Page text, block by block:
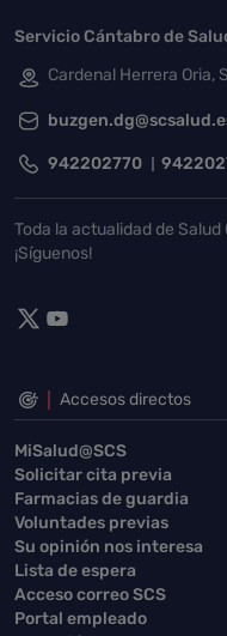
Servicio Cántabro de
Cardenal Herrera Oria,
942202770
Toda la actualidad de
¡Síguenos!
Accesos directos
MiSalud@SCS
Solicitar cita previa
Farmacias de guardia
Voluntades previas
Su opinión nos interesa
Lista de espera
Acceso correo SCS
Portal empleado